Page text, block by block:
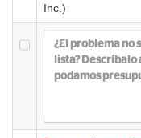
Inc.)